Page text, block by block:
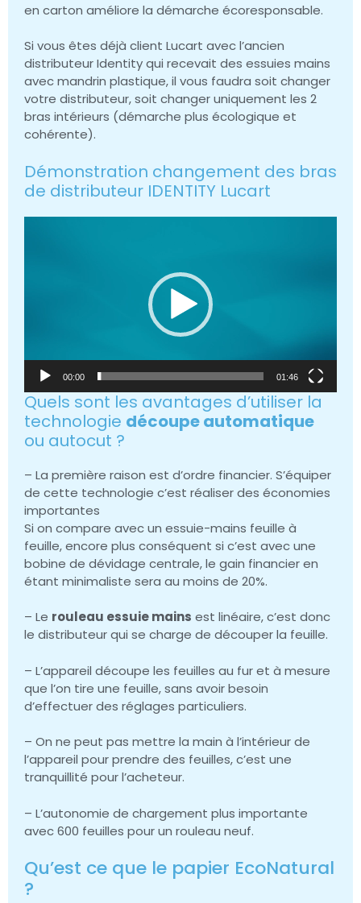
en carton améliore la démarche écoresponsable.
Si vous êtes déjà client Lucart avec l’ancien
distributeur Identity qui recevait des essuies mains
avec mandrin plastique, il vous faudra soit changer
votre distributeur, soit changer uniquement les 2
bras intérieurs (démarche plus écologique et
cohérente).
Démonstration changement des bras
de distributeur IDENTITY Lucart
00:00 01:46
Quels sont les avantages d’utiliser la
technologie découpe automatique
ou autocut ?
– La première raison est d’ordre financier. S’équiper
de cette technologie c’est réaliser des économies
importantes
Si on compare avec un essuie-mains feuille à
feuille, encore plus conséquent si c’est avec une
bobine de dévidage centrale, le gain financier en
étant minimaliste sera au moins de 20%.
– Le rouleau essuie mains est linéaire, c’est donc
le distributeur qui se charge de découper la feuille.
– L’appareil découpe les feuilles au fur et à mesure
que l’on tire une feuille, sans avoir besoin
d’effectuer des réglages particuliers.
– On ne peut pas mettre la main à l’intérieur de
l’appareil pour prendre des feuilles, c’est une
tranquillité pour l’acheteur.
– L’autonomie de chargement plus importante
avec 600 feuilles pour un rouleau neuf.
Qu’est ce que le papier EcoNatural
?